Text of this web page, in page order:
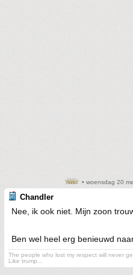
• woensdag 20
Chandler
Nee, ik ook niet. Mijn zoon
Ben wel heel erg benieuwd
The people who lost my respect will never
Like trump...